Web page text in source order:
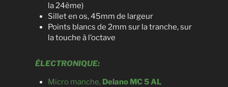
la 24ème)
Sillet en os, 45mm de largeur
Points blancs de 2mm sur la tranche, sur
la touche à l’octave
ÉLECTRONIQUE:
Micro manche, Delano MC 5 AL